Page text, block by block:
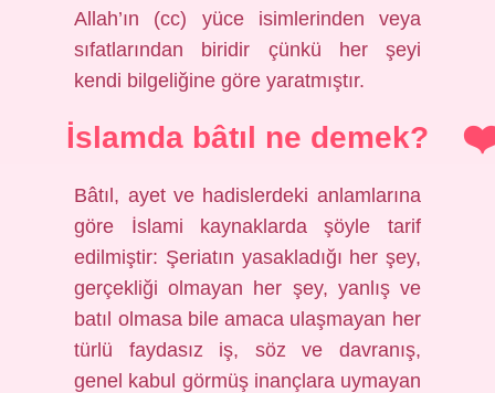
Allah’ın (cc) yüce isimlerinden veya
sıfatlarından biridir çünkü her şeyi
kendi bilgeliğine göre yaratmıştır.
İslamda bâtıl ne demek?
Bâtıl, ayet ve hadislerdeki anlamlarına
göre İslami kaynaklarda şöyle tarif
edilmiştir: Şeriatın yasakladığı her şey,
gerçekliği olmayan her şey, yanlış ve
batıl olmasa bile amaca ulaşmayan her
türlü faydasız iş, söz ve davranış,
genel kabul görmüş inançlara uymayan